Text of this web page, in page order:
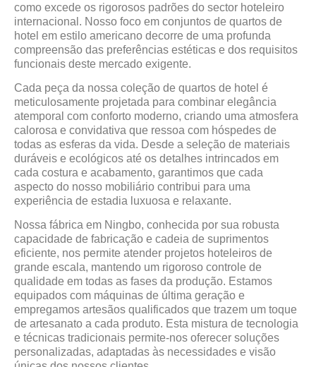
como excede os rigorosos padrões do sector hoteleiro
internacional. Nosso foco em conjuntos de quartos de
hotel em estilo americano decorre de uma profunda
compreensão das preferências estéticas e dos requisitos
funcionais deste mercado exigente.
Cada peça da nossa coleção de quartos de hotel é
meticulosamente projetada para combinar elegância
atemporal com conforto moderno, criando uma atmosfera
calorosa e convidativa que ressoa com hóspedes de
todas as esferas da vida. Desde a seleção de materiais
duráveis ​​e ecológicos até os detalhes intrincados em
cada costura e acabamento, garantimos que cada
aspecto do nosso mobiliário contribui para uma
experiência de estadia luxuosa e relaxante.
Nossa fábrica em Ningbo, conhecida por sua robusta
capacidade de fabricação e cadeia de suprimentos
eficiente, nos permite atender projetos hoteleiros de
grande escala, mantendo um rigoroso controle de
qualidade em todas as fases da produção. Estamos
equipados com máquinas de última geração e
empregamos artesãos qualificados que trazem um toque
de artesanato a cada produto. Esta mistura de tecnologia
e técnicas tradicionais permite-nos oferecer soluções
personalizadas, adaptadas às necessidades e visão